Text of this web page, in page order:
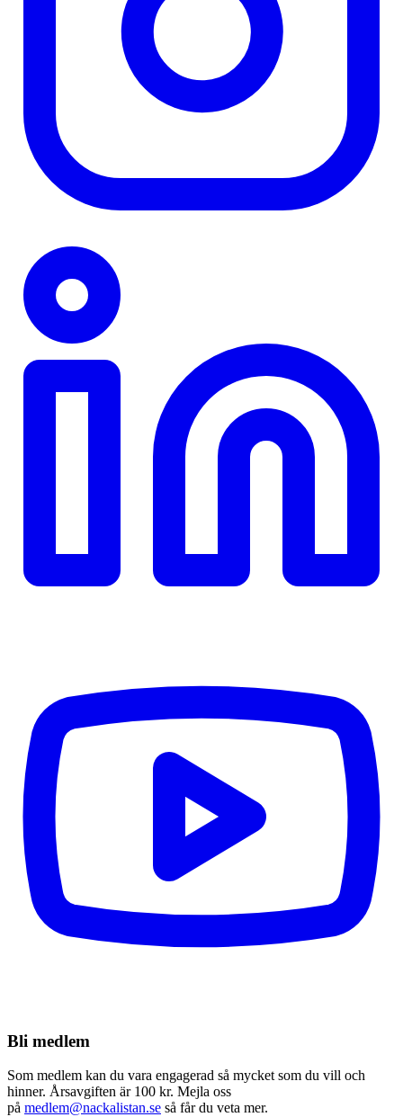
Bli medlem
Som medlem kan du vara engagerad så mycket som du vill och
hinner. Årsavgiften är 100 kr. Mejla oss
på medlem@nackalistan.se så får du veta mer.